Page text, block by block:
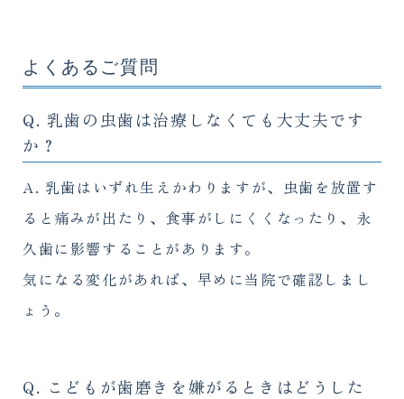
よくあるご質問
Q. 乳歯の虫歯は治療しなくても大丈夫です
か？
A. 乳歯はいずれ生えかわりますが、虫歯を放置す
ると痛みが出たり、食事がしにくくなったり、永
久歯に影響することがあります。
気になる変化があれば、早めに当院で確認しまし
ょう。
Q. こどもが歯磨きを嫌がるときはどうした